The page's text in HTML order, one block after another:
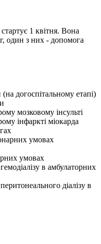
1 квітня. Вона
один з них - допомога
догоспітальному етапі)
мозковому інсульті
інфаркті міокарда
умовах
умовах
в амбулаторних
діалізу в